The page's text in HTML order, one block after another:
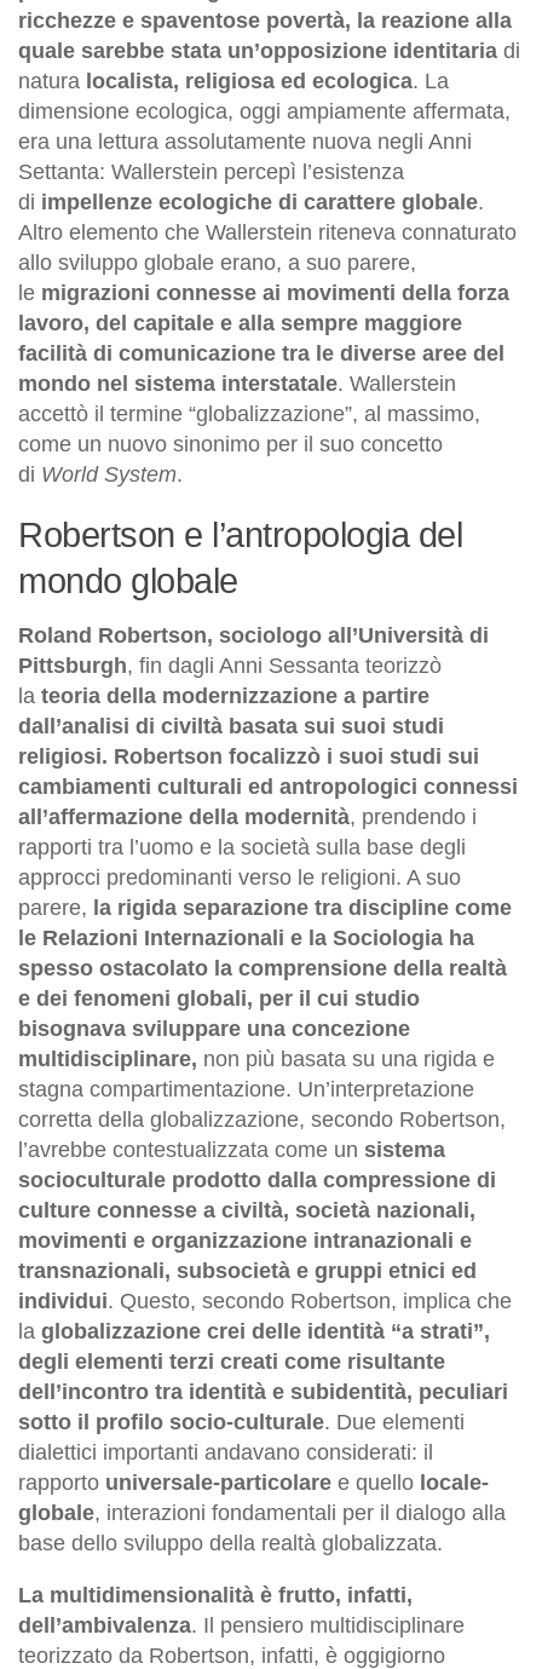
ricchezze e spaventose povertà, la reazione alla
quale sarebbe stata un’opposizione identitaria di
natura localista, religiosa ed ecologica. La
dimensione ecologica, oggi ampiamente affermata,
era una lettura assolutamente nuova negli Anni
Settanta: Wallerstein percepì l’esistenza
di impellenze ecologiche di carattere globale.
Altro elemento che Wallerstein riteneva connaturato
allo sviluppo globale erano, a suo parere,
le migrazioni connesse ai movimenti della forza
lavoro, del capitale e alla sempre maggiore
facilità di comunicazione tra le diverse aree del
mondo nel sistema interstatale. Wallerstein
accettò il termine “globalizzazione”, al massimo,
come un nuovo sinonimo per il suo concetto
di World System.
Robertson e l’antropologia del
mondo globale
Roland Robertson, sociologo all’Università di
Pittsburgh, fin dagli Anni Sessanta teorizzò
la teoria della modernizzazione a partire
dall’analisi di civiltà basata sui suoi studi
religiosi. Robertson focalizzò i suoi studi sui
cambiamenti culturali ed antropologici connessi
all’affermazione della modernità, prendendo i
rapporti tra l’uomo e la società sulla base degli
approcci predominanti verso le religioni. A suo
parere, la rigida separazione tra discipline come
le Relazioni Internazionali e la Sociologia ha
spesso ostacolato la comprensione della realtà
e dei fenomeni globali, per il cui studio
bisognava sviluppare una concezione
multidisciplinare, non più basata su una rigida e
stagna compartimentazione. Un’interpretazione
corretta della globalizzazione, secondo Robertson,
l’avrebbe contestualizzata come un sistema
socioculturale prodotto dalla compressione di
culture connesse a civiltà, società nazionali,
movimenti e organizzazione intranazionali e
transnazionali, subsocietà e gruppi etnici ed
individui. Questo, secondo Robertson, implica che
la globalizzazione crei delle identità “a strati”,
degli elementi terzi creati come risultante
dell’incontro tra identità e subidentità, peculiari
sotto il profilo socio-culturale. Due elementi
dialettici importanti andavano considerati: il
rapporto universale-particolare e quello locale-
globale, interazioni fondamentali per il dialogo alla
base dello sviluppo della realtà globalizzata.
La multidimensionalità è frutto, infatti,
dell’ambivalenza. Il pensiero multidisciplinare
teorizzato da Robertson, infatti, è oggigiorno